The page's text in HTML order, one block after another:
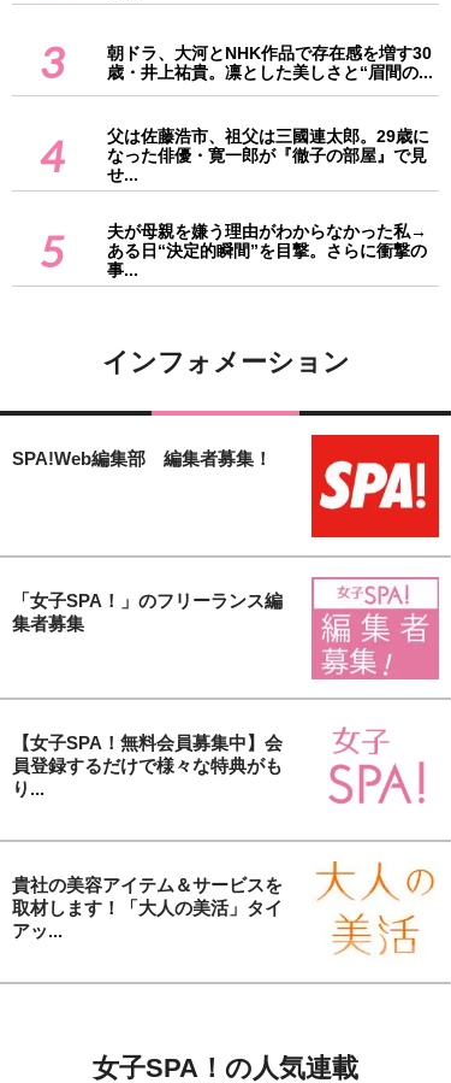
3
朝ドラ、大河とNHK作品で存在感を増す30
歳・井上祐貴。凛とした美しさと“眉間の...
4
父は佐藤浩市、祖父は三國連太郎。29歳に
なった俳優・寛一郎が『徹子の部屋』で見
せ...
5
夫が母親を嫌う理由がわからなかった私→
ある日“決定的瞬間”を目撃。さらに衝撃の
事...
インフォメーション
SPA!Web編集部 編集者募集！
「女子SPA！」のフリーランス編
集者募集
【女子SPA！無料会員募集中】会
員登録するだけで様々な特典がも
り...
貴社の美容アイテム＆サービスを
取材します！「大人の美活」タイ
アッ...
女子SPA！の人気連載